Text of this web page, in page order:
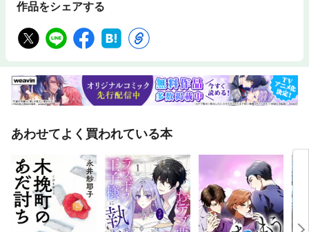
作品をシェアする
あわせてよく買われている本